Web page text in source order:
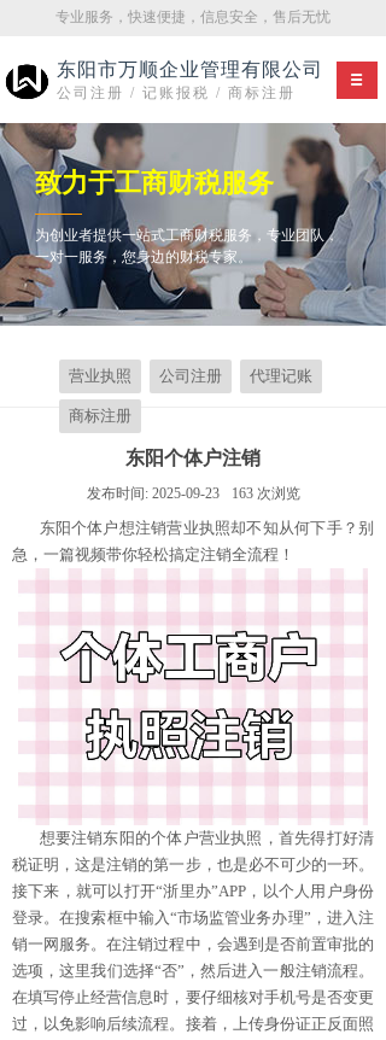
专业服务，快速便捷，信息安全，售后无忧
东阳市万顺企业管理有限公司
公司注册 / 记账报税 / 商标注册
致力于工商财税服务
为创业者提供一站式工商财税服务，专业团队，
一对一服务，您身边的财税专家。
营业执照 公司注册 代理记账
商标注册
东阳个体户注销
发布时间: 2025-09-23 163 次浏览
东阳个体户想注销营业执照却不知从何下手？别
急，一篇视频带你轻松搞定注销全流程！
想要注销东阳的个体户营业执照，首先得打好清
税证明，这是注销的第一步，也是必不可少的一环。
接下来，就可以打开“浙里办”APP，以个人用户身份
登录。在搜索框中输入“市场监管业务办理”，进入注
销一网服务。在注销过程中，会遇到是否前置审批的
选项，这里我们选择“否”，然后进入一般注销流程。
在填写停止经营信息时，要仔细核对手机号是否变更
过，以免影响后续流程。接着，上传身份证正反面照